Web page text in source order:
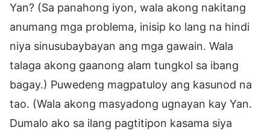
Yan? (Sa panahong iyon, wala akong nakitang
anumang mga problema, inisip ko lang na hindi
niya sinusubaybayan ang mga gawain. Wala
talaga akong gaanong alam tungkol sa ibang
bagay.) Puwedeng magpatuloy ang kasunod na
tao. (Wala akong masyadong ugnayan kay Yan.
Dumalo ako sa ilang pagtitipon kasama siya